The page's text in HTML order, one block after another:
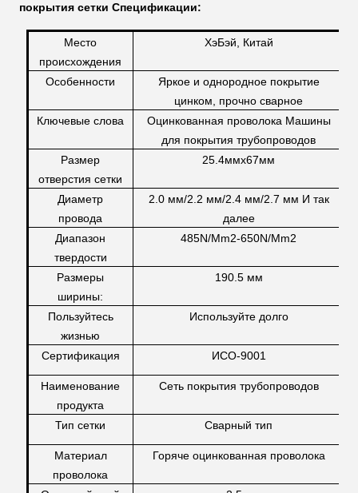
покрытия сетки Спецификации:
Место
происхождения
ХэБэй, Китай
Особенности
Яркое и однородное покрытие
цинком, прочно сварное
Ключевые слова
Оцинкованная проволока Машины
для покрытия трубопроводов
Размер
отверстия сетки
25.4ммx67мм
Диаметр
провода
2.0 мм/2.2 мм/2.4 мм/2.7 мм И так
далее
Диапазон
твердости
485N/Mm2-650N/Mm2
Размеры
ширины:
190.5 мм
Пользуйтесь
жизнью
Используйте долго
Сертификация ИСО-9001
Наименование
продукта
Сеть покрытия трубопроводов
Тип сетки Сварный тип
Материал
проволока
Горяче оцинкованная проволока